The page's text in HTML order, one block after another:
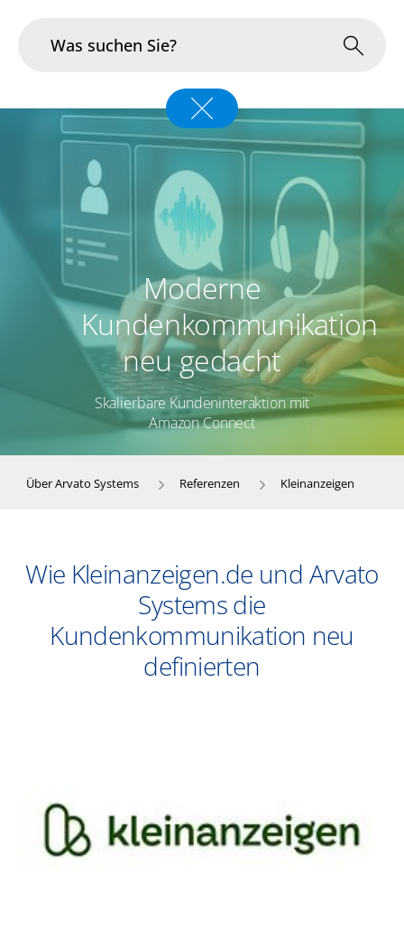
Branchen
Infrastruktur & Betrieb
Über uns
Moderne
Kundenkommunikation
neu gedacht
Skalierbare Kundeninteraktion mit
Amazon Connect
Über Arvato Systems Referenzen Kleinanzeigen
​​Wie Kleinanzeigen.de und Arvato
Systems die
Kundenkommunikation neu
definierten